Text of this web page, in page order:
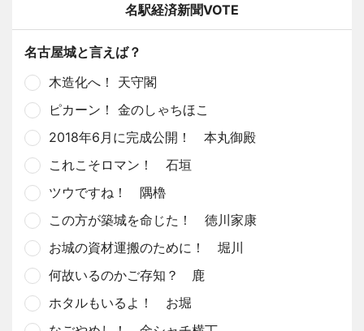
名駅経済新聞VOTE
名古屋城と言えば？
木造化へ！ 天守閣
ピカーン！ 金のしゃちほこ
2018年6月に完成公開！ 本丸御殿
これこそロマン！ 石垣
ツウですね！ 隅櫓
この方が築城を命じた！ 徳川家康
お城の資材運搬のために！ 堀川
何故いるのかご存知？ 鹿
ホタルもいるよ！ お堀